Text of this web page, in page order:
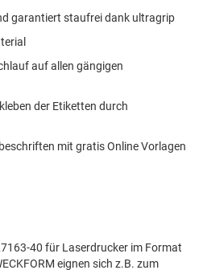
garantiert staufrei dank ultragrip
auf allen gängigen
der Etiketten durch
mit gratis Online Vorlagen
40 für Laserdrucker im Format
eignen sich z.B. zum